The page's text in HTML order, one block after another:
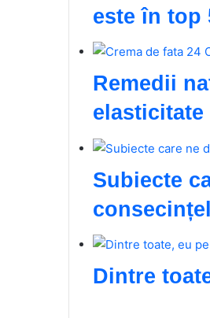
este în top
Remedii
elasticitate
Subiecte
Dintre